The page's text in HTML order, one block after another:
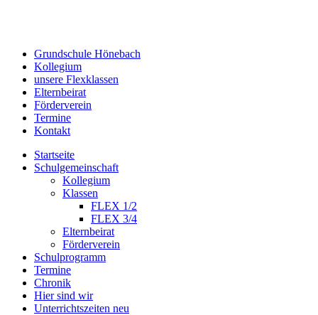
Grundschule Hönebach
Kollegium
unsere Flexklassen
Elternbeirat
Förderverein
Termine
Kontakt
Startseite
Schulgemeinschaft
Kollegium
Klassen
FLEX 1/2
FLEX 3/4
Elternbeirat
Förderverein
Schulprogramm
Termine
Chronik
Hier sind wir
Unterrichtszeiten neu